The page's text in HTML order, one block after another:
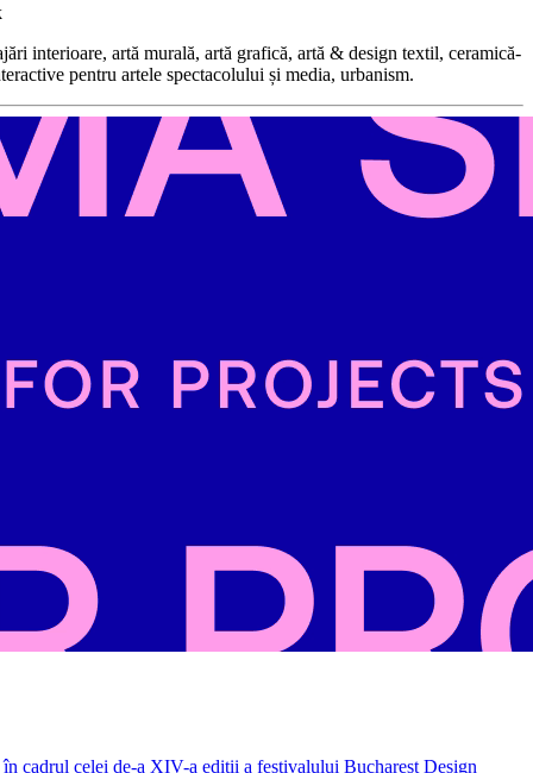
interioare, artă murală, artă grafică, artă & design textil, ceramică-
pentru artele spectacolului și media, urbanism.
cadrul celei de-a XIV-a ediții a festivalului Bucharest Design